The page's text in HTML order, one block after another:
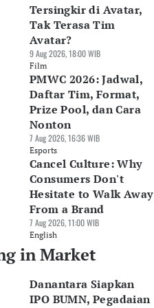
Tersingkir di Avatar,
Tak Terasa Tim
Avatar?
9 Aug 2026, 18:00 WIB
Film
PMWC 2026: Jadwal,
Daftar Tim, Format,
Prize Pool, dan Cara
Nonton
7 Aug 2026, 16:36 WIB
Esports
Cancel Culture: Why
Consumers Don't
Hesitate to Walk Away
From a Brand
7 Aug 2026, 11:00 WIB
English
in Market
Danantara Siapkan
IPO BUMN, Pegadaian